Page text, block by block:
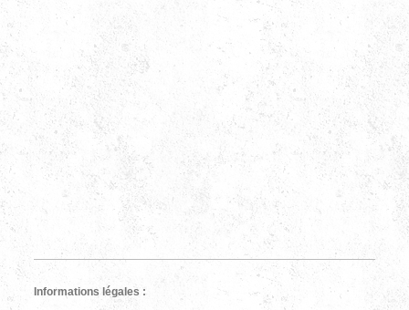
Informations légales :